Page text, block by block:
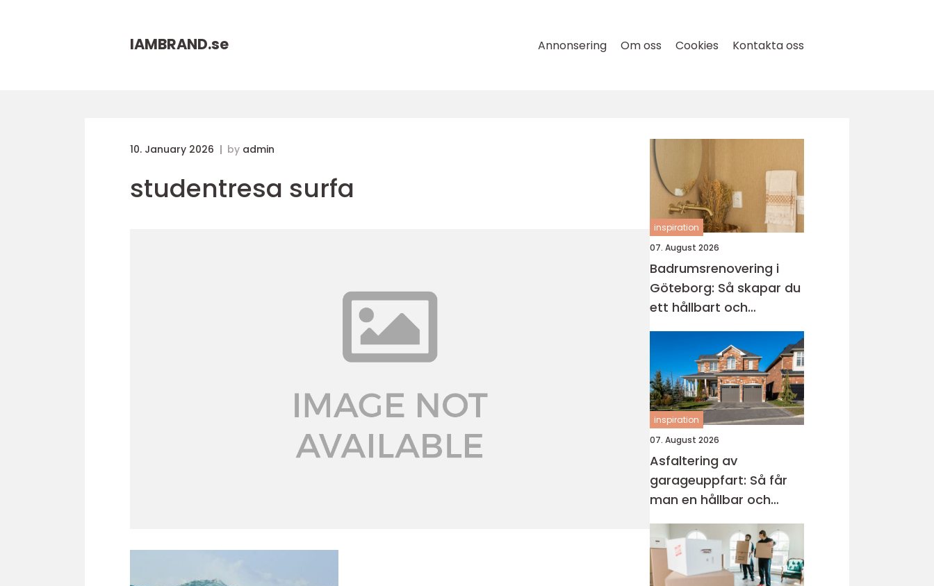
IAMBRAND.se Annonsering Om oss Cookies Kontakta oss
10. January 2026 by admin
studentresa surfa
inspiration
07. August 2026
Badrumsrenovering i
Göteborg: Så skapar du
ett hållbart och
modernt badrum
inspiration
07. August 2026
Asfaltering av
garageuppfart: Så får
man en hållbar och
snygg infart